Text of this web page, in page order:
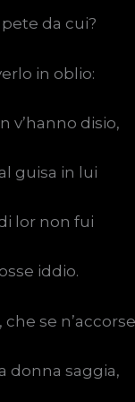
da cui?
in oblio:
v’hanno disio,
guisa in lui
lor non fui
iddio.
se n’accorse
donna saggia,